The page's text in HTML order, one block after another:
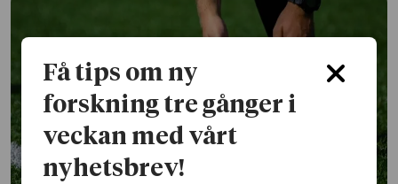
Få tips om ny
forskning tre gånger i
veckan med vårt
nyhetsbrev!